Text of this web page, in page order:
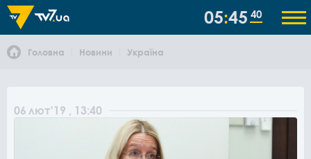
05 45 40
Головна Новини Україна
06 лют'19 , 13:40